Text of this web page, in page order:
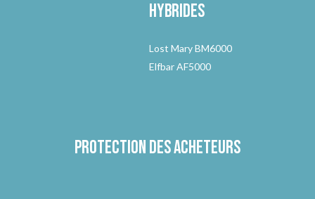
hybrides
Lost Mary BM6000
Elfbar AF5000
Protection des acheteurs